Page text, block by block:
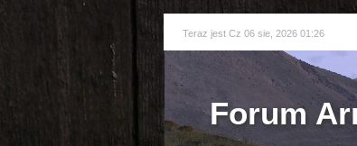
Teraz jest Cz 06 sie, 2026 01:26
Forum